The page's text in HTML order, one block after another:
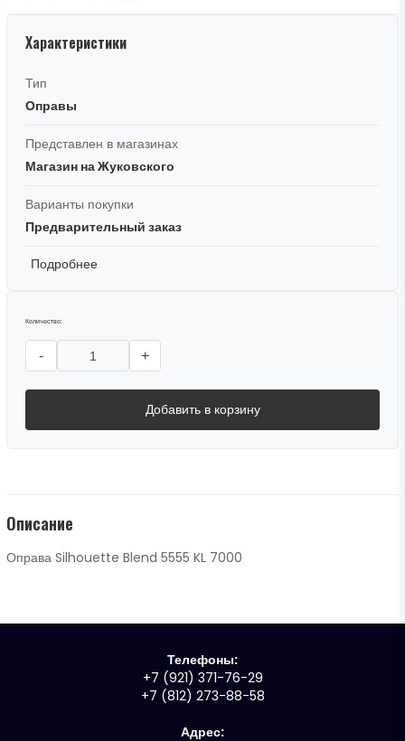
Характеристики
Тип
Оправы
Представлен в магазинах
Магазин на Жуковского
Варианты покупки
Предварительный заказ
Подробнее
Количество:
- +
Добавить в корзину
Описание
Оправа Silhouette Blend 5555 KL 7000
Телефоны:
+7 (921) 371-76-29
+7 (812) 273-88-58
Адрес: